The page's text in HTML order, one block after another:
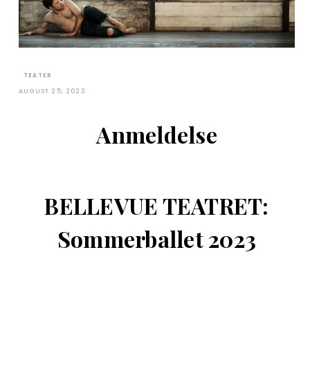
TEATER
AUGUST 25, 2023
Anmeldelse
BELLEVUE TEATRET:
Sommerballet 2023